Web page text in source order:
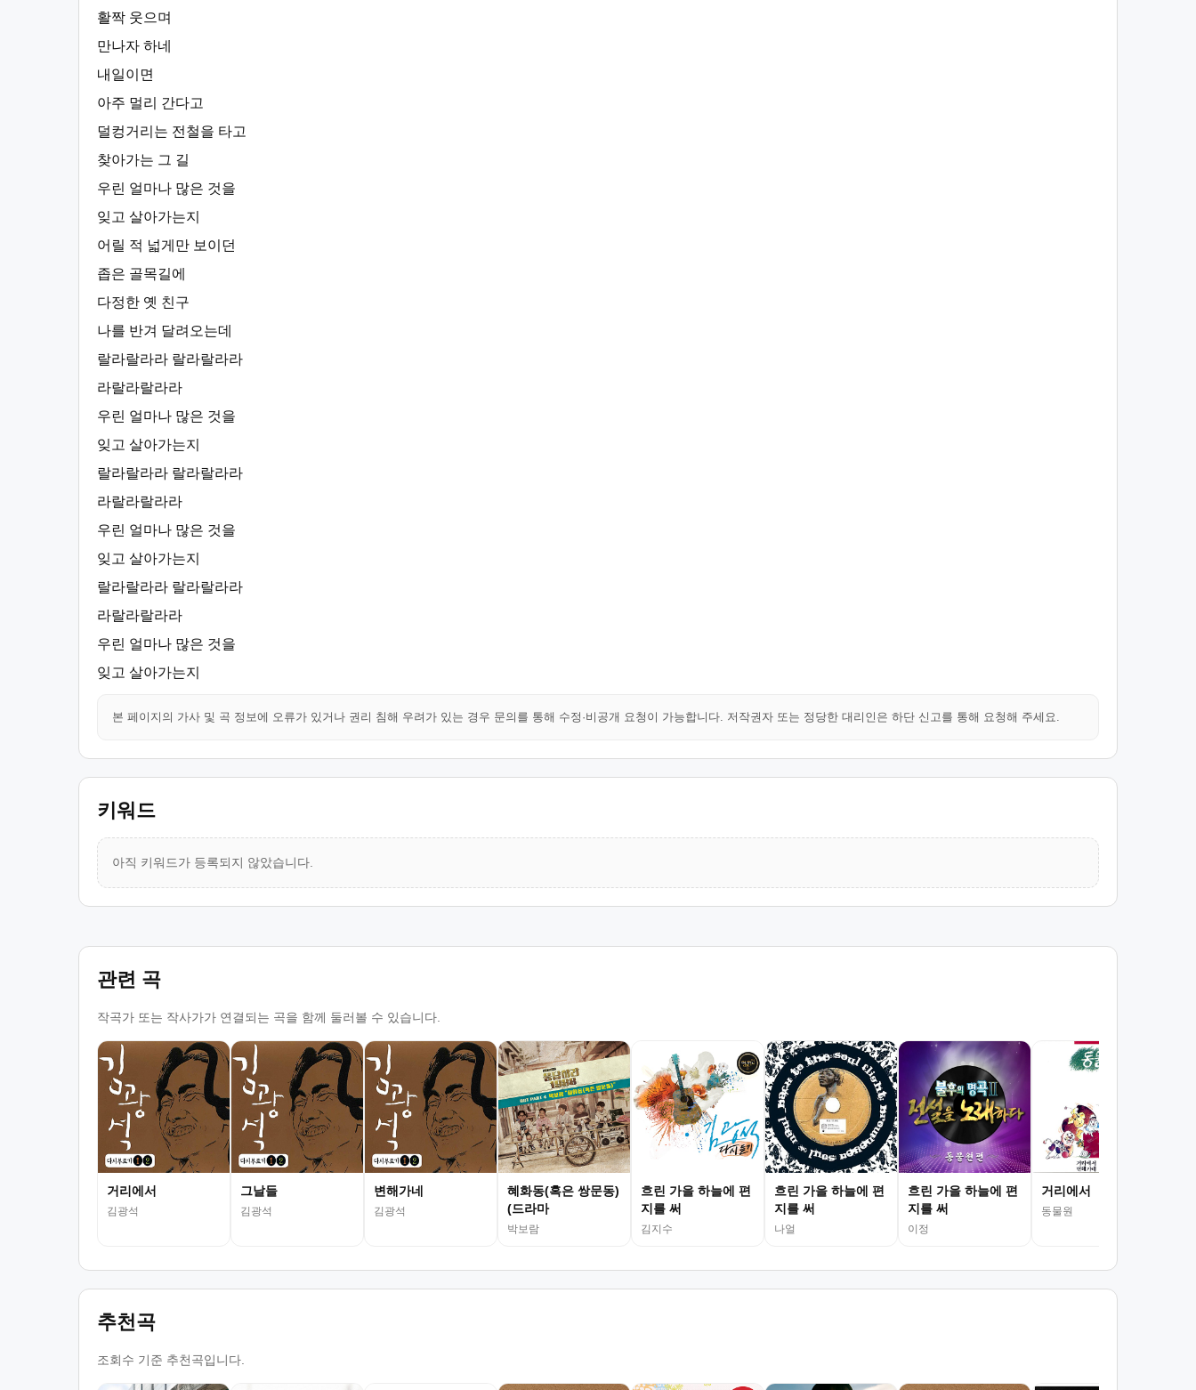
활짝 웃으며
만나자 하네
내일이면
아주 멀리 간다고
덜컹거리는 전철을 타고
찾아가는 그 길
우린 얼마나 많은 것을
잊고 살아가는지
어릴 적 넓게만 보이던
좁은 골목길에
다정한 옛 친구
나를 반겨 달려오는데
랄라랄라라 랄라랄라라
라랄라랄라라
우린 얼마나 많은 것을
잊고 살아가는지
랄라랄라라 랄라랄라라
라랄라랄라라
우린 얼마나 많은 것을
잊고 살아가는지
랄라랄라라 랄라랄라라
라랄라랄라라
우린 얼마나 많은 것을
잊고 살아가는지
본 페이지의 가사 및 곡 정보에 오류가 있거나 권리 침해 우려가 있는 경우 문의를 통해 수정·비공개 요청이 가능합니다. 저작권자 또는 정당한 대리인은 하단 신고를 통해 요청해 주세요.
키워드
아직 키워드가 등록되지 않았습니다.
관련 곡
작곡가 또는 작사가가 연결되는 곡을 함께 둘러볼 수 있습니다.
거리에서
김광석
그날들
김광석
변해가네
김광석
혜화동(혹은 쌍문동)
(드라마
박보람
흐린 가을 하늘에 편
지를 써
김지수
흐린 가을 하늘에 편
지를 써
나얼
흐린 가을 하늘에 편
지를 써
이정
거리에서
동물원
추천곡
조회수 기준 추천곡입니다.